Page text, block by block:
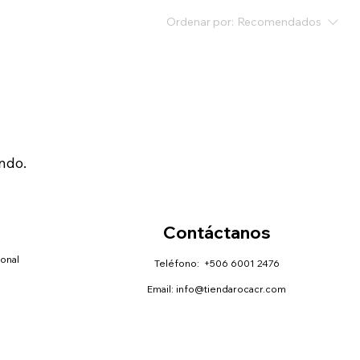
Ordenar por: Recomendados
Contáctanos
Teléfono: +506 6001 2476
Email: info@tiendarocacr.com